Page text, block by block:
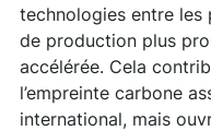
technologies entre les
de production plus
accélérée. Cela
l’empreinte carbone
international, mais